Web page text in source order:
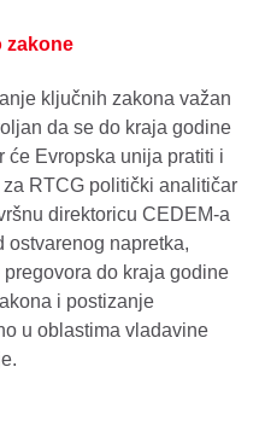
zakone
ključnih zakona važan
da se do kraja godine
će Evropska unija pratiti i
RTCG politički analitičar
direktoricu CEDEM-a
ostvarenog napretka,
do kraja godine
i postizanje
u oblastima vladavine